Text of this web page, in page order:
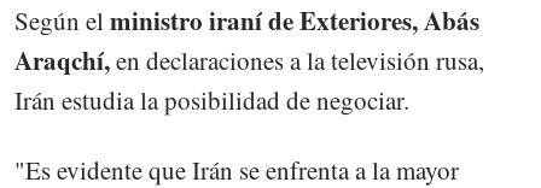
Según elministro iraní de Exteriores, Abás
Araqchí,en declaraciones a la televisión rusa,
Irán estudia la posibilidad de negociar.
"Es evidente que Irán se enfrenta a la mayor